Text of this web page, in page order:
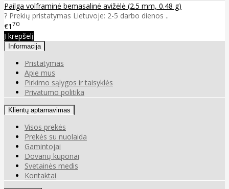
Pailga volframinė bemasalinė avižėlė (2.5 mm, 0.48 g)
? Prekių pristatymas Lietuvoje: 2-5 darbo dienos ..
€1 70
Į krepšelį
Informacija
Pristatymas
Apie mus
Pirkimo sąlygos ir taisyklės
Privatumo politika
Klientų aptarnavimas
Visos prekės
Prekės su nuolaida
Gamintojai
Dovanų kuponai
Svetainės medis
Kontaktai